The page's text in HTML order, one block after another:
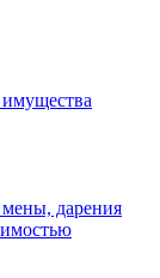
дарения